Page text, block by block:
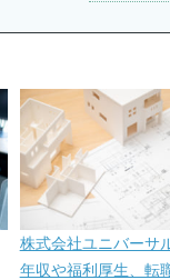
株式会社ユニバーサ
年収や福利厚生、転